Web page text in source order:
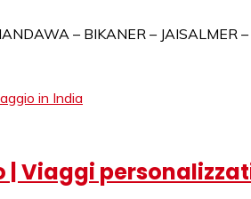
– BIKANER – JAISALMER
Viaggi